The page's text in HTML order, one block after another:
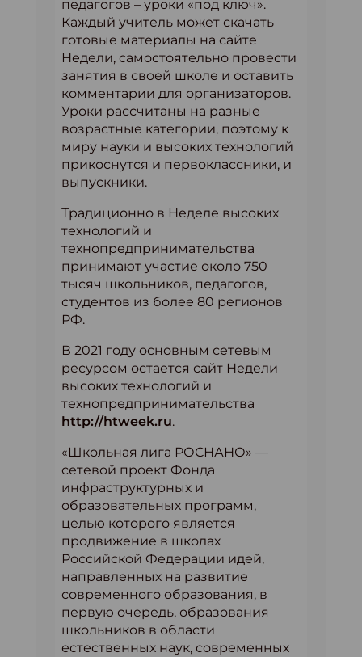
педагогов – уроки «под ключ».
Каждый учитель может скачать
готовые материалы на сайте
Недели, самостоятельно провести
занятия в своей школе и оставить
комментарии для организаторов.
Уроки рассчитаны на разные
возрастные категории, поэтому к
миру науки и высоких технологий
прикоснутся и первоклассники, и
выпускники.
Традиционно в Неделе высоких
технологий и
технопредпринимательства
принимают участие около 750
тысяч школьников, педагогов,
студентов из более 80 регионов
РФ.
В 2021 году основным сетевым
ресурсом остается сайт Недели
высоких технологий и
технопредпринимательства
http://htweek.ru.
«Школьная лига РОСНАНО» —
сетевой проект Фонда
инфраструктурных и
образовательных программ,
целью которого является
продвижение в школах
Российской Федерации идей,
направленных на развитие
современного образования, в
первую очередь, образования
школьников в области
естественных наук, современных